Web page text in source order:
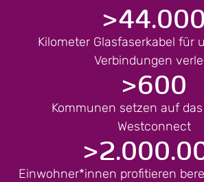
>44.000
Kilometer Glasfaserkabel für
Verbindungen
>600
Kommunen setzen auf
Westconnect
>
Einwohner*innen profitieren